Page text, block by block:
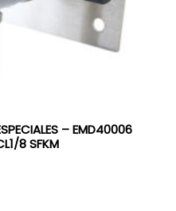
– EMD40006
8 SFKM